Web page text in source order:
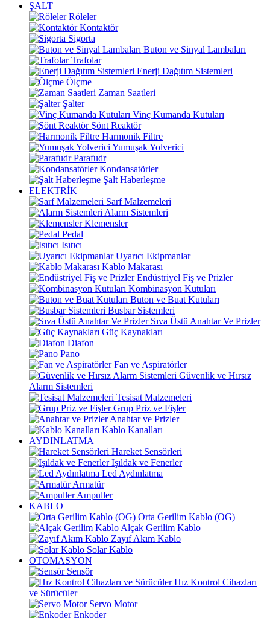
ŞALT
Röleler
Kontaktör
Sigorta
Buton ve Sinyal Lambaları
Trafolar
Enerji Dağıtım Sistemleri
Ölçme
Zaman Saatleri
Şalter
Vinç Kumanda Kutuları
Şönt Reaktör
Harmonik Filtre
Yumuşak Yolverici
Parafudr
Kondansatörler
Şalt Haberleşme
ELEKTRİK
Sarf Malzemeleri
Alarm Sistemleri
Klemensler
Pedal
Isıtıcı
Uyarıcı Ekipmanlar
Kablo Makarası
Endüstriyel Fiş ve Prizler
Kombinasyon Kutuları
Buton ve Buat Kutuları
Busbar Sistemleri
Sıva Üstü Anahtar Ve Prizler
Güç Kaynakları
Diafon
Pano
Fan ve Aspiratörler
Güvenlik ve Hırsız
Alarm Sistemleri
Tesisat Malzemeleri
Grup Priz ve Fişler
Anahtar ve Prizler
Kablo Kanalları
AYDINLATMA
Hareket Sensörleri
Işıldak ve Fenerler
Led Aydınlatma
Armatür
Ampuller
KABLO
Orta Gerilim Kablo (OG)
Alçak Gerilim Kablo
Zayıf Akım Kablo
Solar Kablo
OTOMASYON
Sensör
Hız Kontrol Cihazları
ve Sürücüler
Servo Motor
Enkoder